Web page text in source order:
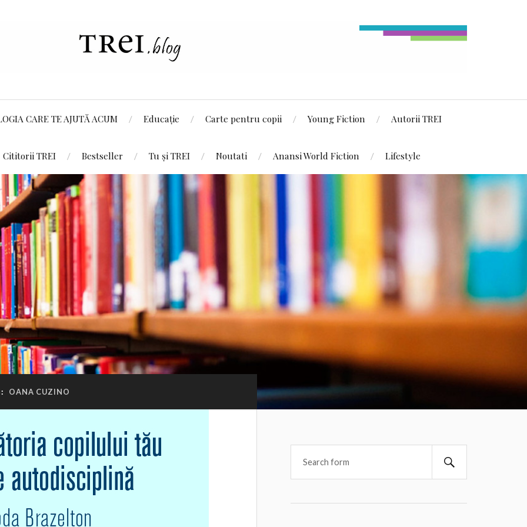
CARE TE AJUTĂ ACUM Educație Carte pentru copii Young Fiction Autorii TREI
Cititorii TREI Bestseller Tu și TREI Noutati Anansi World Fiction Lifestyle
OANA CUZINO